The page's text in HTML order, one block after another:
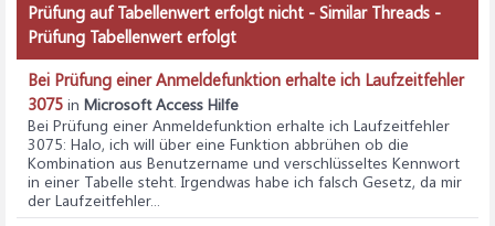
Prüfung auf Tabellenwert erfolgt nicht - Similar Threads -
Prüfung Tabellenwert erfolgt
Bei Prüfung einer Anmeldefunktion erhalte ich Laufzeitfehler
3075 in Microsoft Access Hilfe
Bei Prüfung einer Anmeldefunktion erhalte ich Laufzeitfehler
3075: Halo, ich will über eine Funktion abbrühen ob die
Kombination aus Benutzername und verschlüsseltes Kennwort
in einer Tabelle steht. Irgendwas habe ich falsch Gesetz, da mir
der Laufzeitfehler...